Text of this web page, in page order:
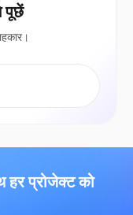
पूछें
प्रोजेक्ट को